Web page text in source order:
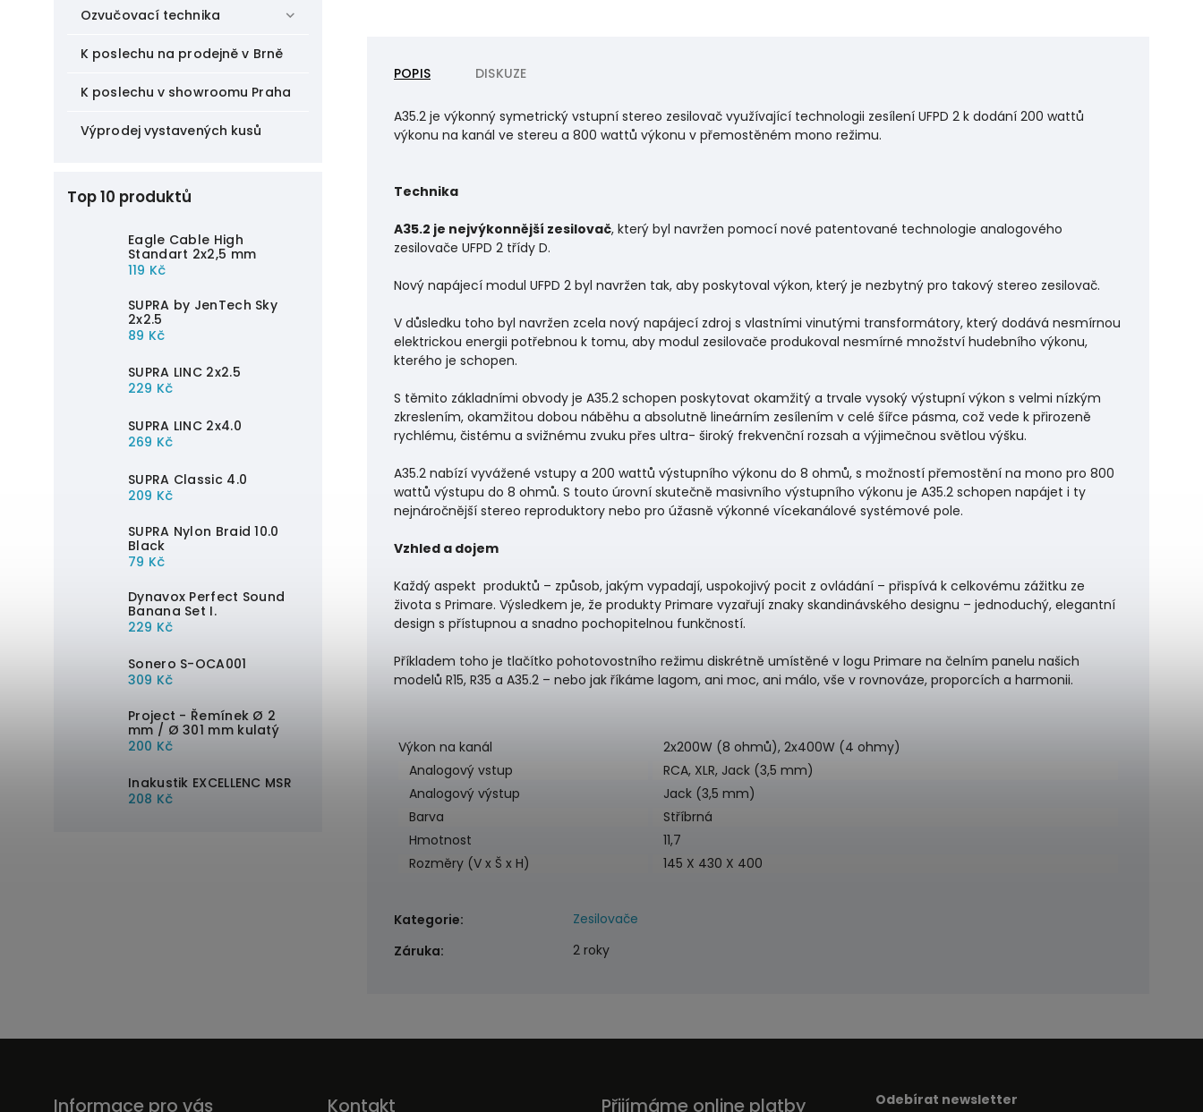
Ozvučovací technika
K poslechu na prodejně v Brně
K poslechu v showroomu Praha
Výprodej vystavených kusů
Top 10 produktů
Eagle Cable High
Standart 2x2,5 mm
119 Kč
SUPRA by JenTech Sky
2x2.5
89 Kč
SUPRA LINC 2x2.5
229 Kč
SUPRA LINC 2x4.0
269 Kč
SUPRA Classic 4.0
209 Kč
SUPRA Nylon Braid 10.0
Black
79 Kč
Dynavox Perfect Sound
Banana Set I.
229 Kč
Sonero S-OCA001
309 Kč
Project - Řemínek Ø 2
mm / Ø 301 mm kulatý
200 Kč
Inakustik EXCELLENC MSR
208 Kč
POPIS DISKUZE
A35.2 je výkonný symetrický vstupní stereo zesilovač využívající technologii zesílení UFPD 2 k dodání 200 wattů
výkonu na kanál ve stereu a 800 wattů výkonu v přemostěném mono režimu.
Technika
A35.2 je nejvýkonnější zesilovač, který byl navržen pomocí nové patentované technologie analogového
zesilovače UFPD 2 třídy D.
Nový napájecí modul UFPD 2 byl navržen tak, aby poskytoval výkon, který je nezbytný pro takový stereo zesilovač.
V důsledku toho byl navržen zcela nový napájecí zdroj s vlastními vinutými transformátory, který dodává nesmírnou
elektrickou energii potřebnou k tomu, aby modul zesilovače produkoval nesmírné množství hudebního výkonu,
kterého je schopen.
S těmito základními obvody je A35.2 schopen poskytovat okamžitý a trvale vysoký výstupní výkon s velmi nízkým
zkreslením, okamžitou dobou náběhu a absolutně lineárním zesílením v celé šířce pásma, což vede k přirozeně
rychlému, čistému a svižnému zvuku přes ultra- široký frekvenční rozsah a výjimečnou světlou výšku.
A35.2 nabízí vyvážené vstupy a 200 wattů výstupního výkonu do 8 ohmů, s možností přemostění na mono pro 800
wattů výstupu do 8 ohmů. S touto úrovní skutečně masivního výstupního výkonu je A35.2 schopen napájet i ty
nejnáročnější stereo reproduktory nebo pro úžasně výkonné vícekanálové systémové pole.
Vzhled a dojem
Každý aspekt produktů – způsob, jakým vypadají, uspokojivý pocit z ovládání – přispívá k celkovému zážitku ze
života s Primare. Výsledkem je, že produkty Primare vyzařují znaky skandinávského designu – jednoduchý, elegantní
design s přístupnou a snadno pochopitelnou funkčností.
Příkladem toho je tlačítko pohotovostního režimu diskrétně umístěné v logu Primare na čelním panelu našich
modelů R15, R35 a A35.2 – nebo jak říkáme lagom, ani moc, ani málo, vše v rovnováze, proporcích a harmonii.
Výkon na kanál
2x200W (8 ohmů), 2x400W (4 ohmy)
Analogový vstup
RCA, XLR, Jack (3,5 mm)
Analogový výstup
Jack (3,5 mm)
Barva
Stříbrná
Hmotnost
11,7
Rozměry (V x Š x H)
145 X 430 X 400
Kategorie:
Zesilovače
Záruka: 2 roky
Informace pro vás Kontakt Přijímáme online platby Odebírat newsletter